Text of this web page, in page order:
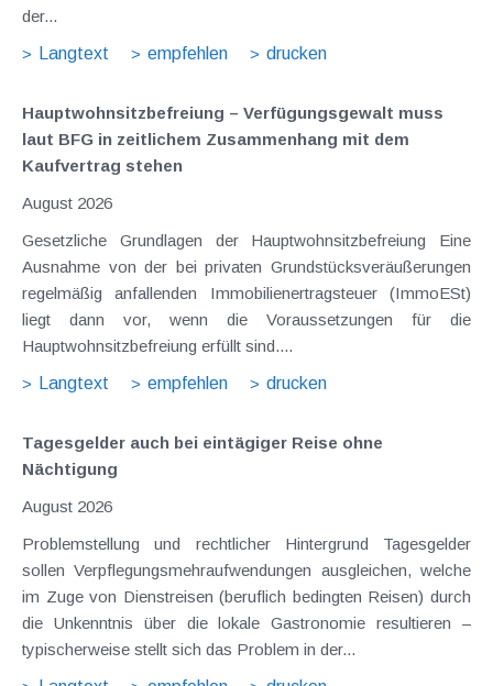
der...
Langtext
empfehlen drucken
Hauptwohnsitz​­befreiung – Verfügungsgewalt muss
laut BFG in zeitlichem Zusammenhang mit dem
Kaufvertrag stehen
August 2026
Gesetzliche Grundlagen der Hauptwohnsitzbefreiung Eine
Ausnahme von der bei privaten Grundstücksveräußerungen
regelmäßig anfallenden Immobilienertragsteuer (ImmoESt)
liegt dann vor, wenn die Voraussetzungen für die
Hauptwohnsitzbefreiung erfüllt sind....
Langtext
empfehlen drucken
Tagesgelder auch bei eintägiger Reise ohne
Nächtigung
August 2026
Problemstellung und rechtlicher Hintergrund Tagesgelder
sollen Verpflegungsmehraufwendungen ausgleichen, welche
im Zuge von Dienstreisen (beruflich bedingten Reisen) durch
die Unkenntnis über die lokale Gastronomie resultieren –
typischerweise stellt sich das Problem in der...